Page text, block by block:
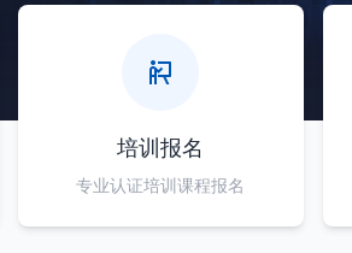
培训报名
专业认证培训课程报名